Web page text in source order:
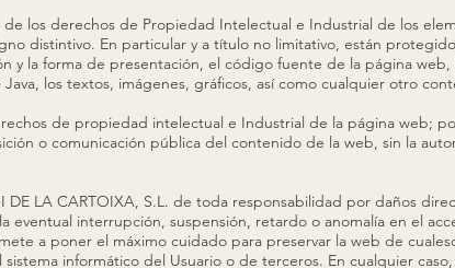
los derechos de Propiedad Intelectual e Industrial de los
distintivo. En particular y a título no limitativo, están
y la forma de presentación, el código fuente de la página
los textos, imágenes, gráficos, así como cualquier otro
de propiedad intelectual e Industrial de la página web;
o comunicación pública del contenido de la web, sin la
DE LA CARTOIXA, S.L. de toda responsabilidad por daños
eventual interrupción, suspensión, retardo o anomalía en el
a poner el máximo cuidado para preservar la web de
informático del Usuario o de terceros. En cualquier